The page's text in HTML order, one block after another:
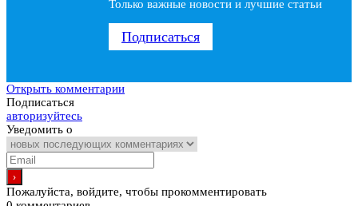
Только важные новости и лучшие статьи
Подписаться
Открыть комментарии
Подписаться
авторизуйтесь
Уведомить о
Пожалуйста, войдите, чтобы прокомментировать